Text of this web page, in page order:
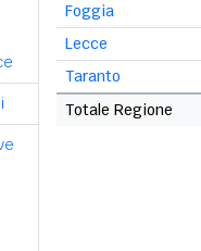
Foggia
Lecce
Taranto
Totale Regione